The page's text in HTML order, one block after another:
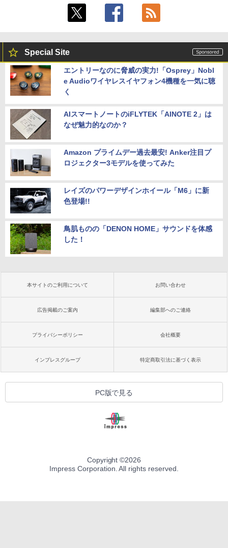
Special Site
エントリーなのに脅威の実力!「Osprey」Nobl
e Audioワイヤレスイヤフォン4機種を一気に聴
く
AIスマートノートのiFLYTEK「AINOTE 2」は
なぜ魅力的なのか？
Amazon プライムデー過去最安! Anker注目プ
ロジェクター3モデルを使ってみた
レイズのパワーデザインホイール「M6」に新
色登場!!
鳥肌ものの「DENON HOME」サウンドを体感
した！
本サイトのご利用について お問い合わせ
広告掲載のご案内 編集部へのご連絡
プライバシーポリシー 会社概要
インプレスグループ 特定商取引法に基づく表示
PC版で見る
Copyright ©2026
Impress Corporation. All rights reserved.